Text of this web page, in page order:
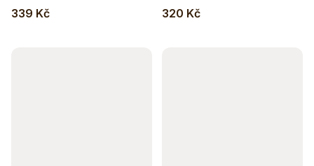
ůu
339 Kč 320 Kč